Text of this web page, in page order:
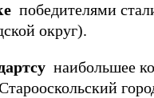
победителями
округ).
наибольшее